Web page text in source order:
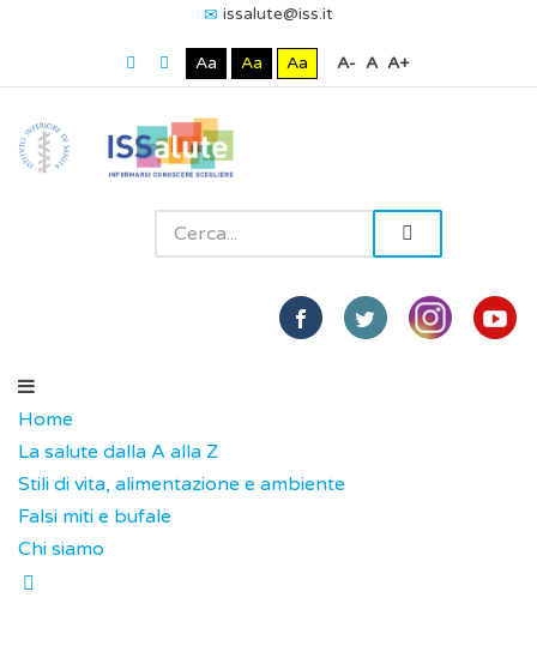
issalute@iss.it
Aa Aa Aa A- A A+
Home
La salute dalla A alla Z
Stili di vita, alimentazione e ambiente
Falsi miti e bufale
Chi siamo